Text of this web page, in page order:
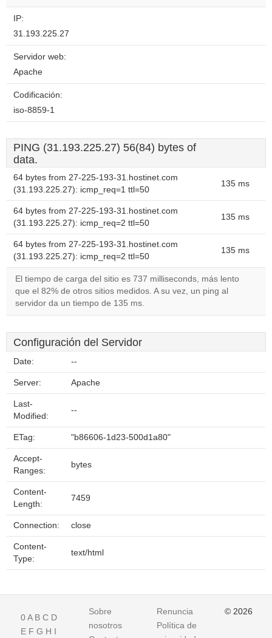
IP:
31.193.225.27
Servidor web:
Apache
Codificación:
iso-8859-1
PING (31.193.225.27) 56(84) bytes of
data.
64 bytes from 27-225-193-31.hostinet.com
(31.193.225.27): icmp_req=1 ttl=50
135 ms
64 bytes from 27-225-193-31.hostinet.com
(31.193.225.27): icmp_req=2 ttl=50
135 ms
64 bytes from 27-225-193-31.hostinet.com
(31.193.225.27): icmp_req=2 ttl=50
135 ms
El tiempo de carga del sitio es 737 milliseconds, más lento
que el 82% de otros sitios medidos. A su vez, un ping al
servidor da un tiempo de 135 ms.
Configuración del Servidor
Date: --
Server: Apache
Last-
Modified:
--
ETag: "b86606-1d23-500d1a80"
Accept-
Ranges:
bytes
Content-
Length:
7459
Connection: close
Content-
Type:
text/html
0A B C D
E F G H I
Sobre
nosotros
Renuncia
Política de
© 2026